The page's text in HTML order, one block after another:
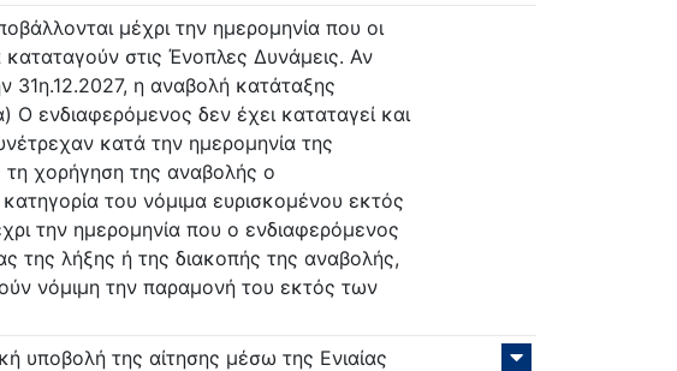
μέχρι την ημερομηνία που οι
στις Ένοπλες Δυνάμεις. Αν
31η.12.2027, η αναβολή κατάταξης
Ο ενδιαφερόμενος δεν έχει καταταγεί και
κατά την ημερομηνία της
χορήγηση της αναβολής ο
του νόμιμα ευρισκομένου εκτός
την ημερομηνία που ο ενδιαφερόμενος
της λήξης ή της διακοπής της αναβολής,
νόμιμη την παραμονή του εκτός των
υποβολή της αίτησης μέσω της Ενιαίας